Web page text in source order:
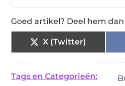
Goed artikel? Deel hem dan
X (Twitter)
Tags en Categorieën: